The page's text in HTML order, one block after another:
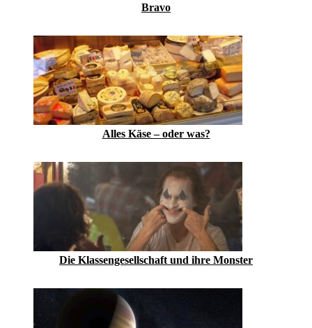
Bravo
Alles Käse – oder was?
Die Klassengesellschaft und ihre Monster